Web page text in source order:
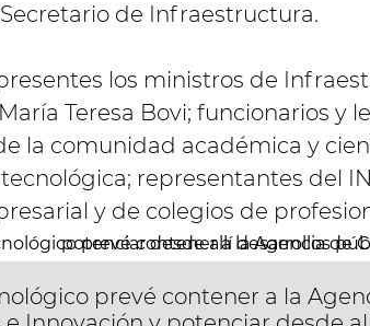
de Infraestructura.
los ministros de
Teresa Bovi; funcionarios y
la comunidad académica y
representantes del
y de colegios de
prevé contener a la